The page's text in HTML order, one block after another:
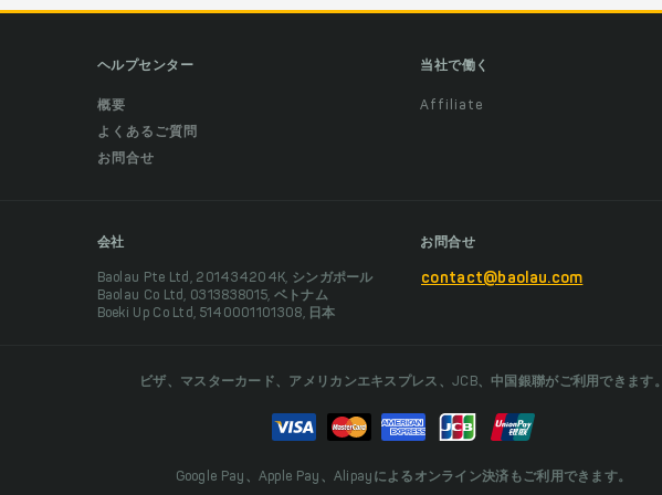
ヘルプセンター
概要
よくあるご質問
お問合せ
当社で働く
Affiliate
会社
Baolau Pte Ltd, 201434204K, シンガポール
Baolau Co Ltd, 0313838015, ベトナム
Boeki Up Co Ltd, 5140001101308, 日本
お問合せ
contact@baolau.com
ビザ、マスターカード、アメリカンエキスプレス、JCB、中国銀聯がご利用できます。
Google Pay、Apple Pay、Alipayによるオンライン決済もご利用できます。